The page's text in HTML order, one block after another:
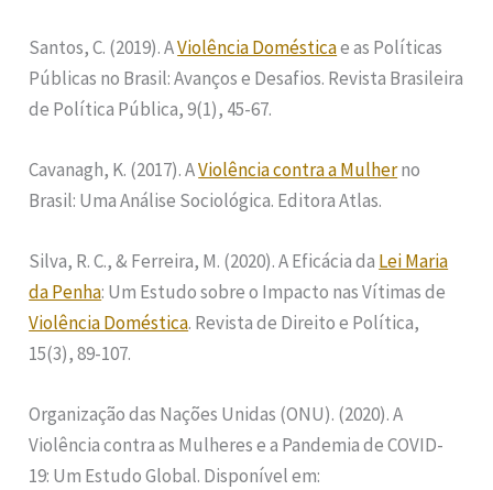
Santos, C. (2019). AViolência Domésticae as Políticas
Públicas no Brasil: Avanços e Desafios. Revista Brasileira
de Política Pública, 9(1), 45-67.
Cavanagh, K. (2017). AViolência contra a Mulherno
Brasil: Uma Análise Sociológica. Editora Atlas.
Silva, R. C., & Ferreira, M. (2020). A Eficácia da Lei Maria
da Penha: Um Estudo sobre o Impacto nas Vítimas de
Violência Doméstica. Revista de Direito e Política,
15(3), 89-107.
Organização das Nações Unidas (ONU). (2020). A
Violência contra as Mulheres e a Pandemia de COVID-
19: Um Estudo Global. Disponível em: